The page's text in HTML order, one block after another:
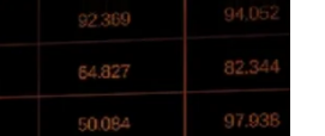
JUNE 24, 2026 6